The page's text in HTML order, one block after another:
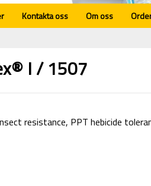
Kontakta oss Om oss
I / 1507
resistance, PPT hebicide